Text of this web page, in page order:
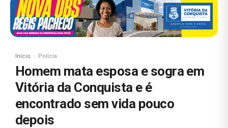
Início Polícia
Homem mata esposa e sogra em
Vitória da Conquista e é
encontrado sem vida pouco
depois​